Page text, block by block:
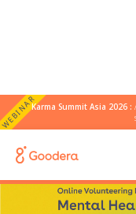
WEBINARKarma Summit Asia 2026 :
← Todos los blogs
virtual en equipo